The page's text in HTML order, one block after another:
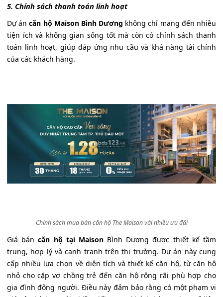
5. Chính sách thanh toán linh hoạt
Dự áncăn hộ Maison Bình Dương không chỉ mang đến nhiều
tiện ích và không gian sống tốt mà còn có chính sách thanh
toán linh hoạt, giúp đáp ứng nhu cầu và khả năng tài chính
của các khách hàng.
Chính sách mua bán căn hộ The Maison với nhiều ưu đãi
Giá báncăn hộ tại MaisonBình Dương được thiết kế tầm
trung, hợp lý và cạnh tranh trên thị trường. Dự án này cung
cấp nhiều lựa chọn về diện tích và thiết kế căn hộ, từ căn hộ
nhỏ cho cặp vợ chồng trẻ đến căn hộ rộng rãi phù hợp cho
gia đình đông người. Điều này đảm bảo rằng có một phạm vi